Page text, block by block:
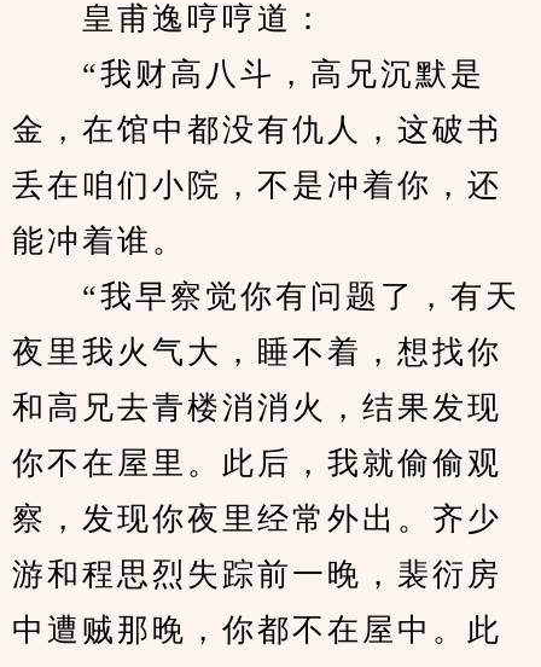
皇甫逸哼哼道：
“我财高八斗，高兄沉默是
金，在馆中都没有仇人，这破书
丢在咱们小院，不是冲着你，还
能冲着谁。
“我早察觉你有问题了，有天
夜里我火气大，睡不着，想找你
和高兄去青楼消消火，结果发现
你不在屋里。此后，我就偷偷观
察，发现你夜里经常外出。齐少
游和程思烈失踪前一晚，裴衍房
中遭贼那晚，你都不在屋中。此